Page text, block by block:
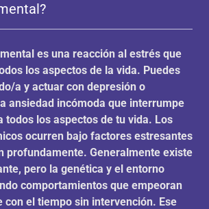
es una reacción al estrés que
los aspectos de la vida. Puedes
a y actuar con depresión o
ansiedad incómoda que interrumpe
todos los aspectos de tu vida. Los
ocurren bajo factores estresantes
profundamente. Generalmente existe
pero la genética y el entorno
comportamientos que empeoran
con el tiempo sin intervención. Ese